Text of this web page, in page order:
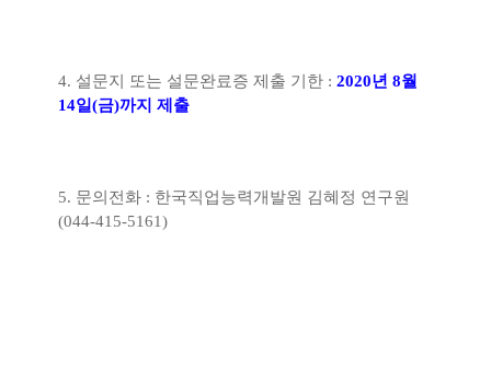
4. 설문지 또는 설문완료증 제출 기한 : 2020년 8월
14일(금)까지 제출
5. 문의전화 : 한국직업능력개발원 김혜정 연구원
(044-415-5161)